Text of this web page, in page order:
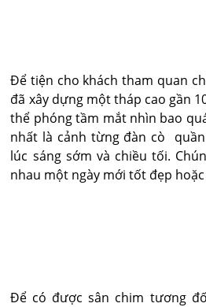
Để tiện cho khách tham quan
đã xây dựng một tháp cao gần
thể phóng tầm mắt nhìn bao
nhất là cảnh từng đàn cò
lúc sáng sớm và chiều tối.
nhau một ngày mới tốt đẹp
Để có được sân chim tương